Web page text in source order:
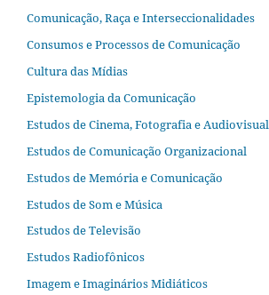
Comunicação, Raça e Interseccionalidades
Consumos e Processos de Comunicação
Cultura das Mídias
Epistemologia da Comunicação
Estudos de Cinema, Fotografia e Audiovisual
Estudos de Comunicação Organizacional
Estudos de Memória e Comunicação
Estudos de Som e Música
Estudos de Televisão
Estudos Radiofônicos
Imagem e Imaginários Midiáticos